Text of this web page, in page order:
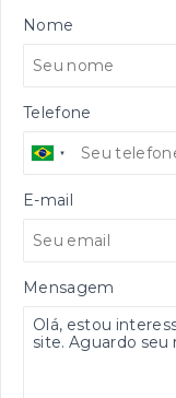
Nome
Telefone
E-mail
Mensagem